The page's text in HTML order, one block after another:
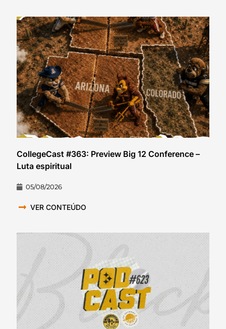
CollegeCast #363: Preview Big 12 Conference –
Luta espiritual
05/08/2026
VER CONTEÚDO